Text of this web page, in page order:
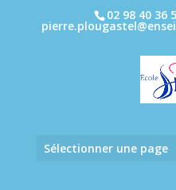
02 98 40 36
Sélectionner une page